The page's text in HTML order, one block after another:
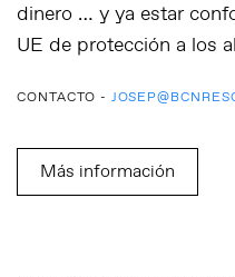
dinero … y ya estar
UE de protección a los
CONTACTO -
Más información